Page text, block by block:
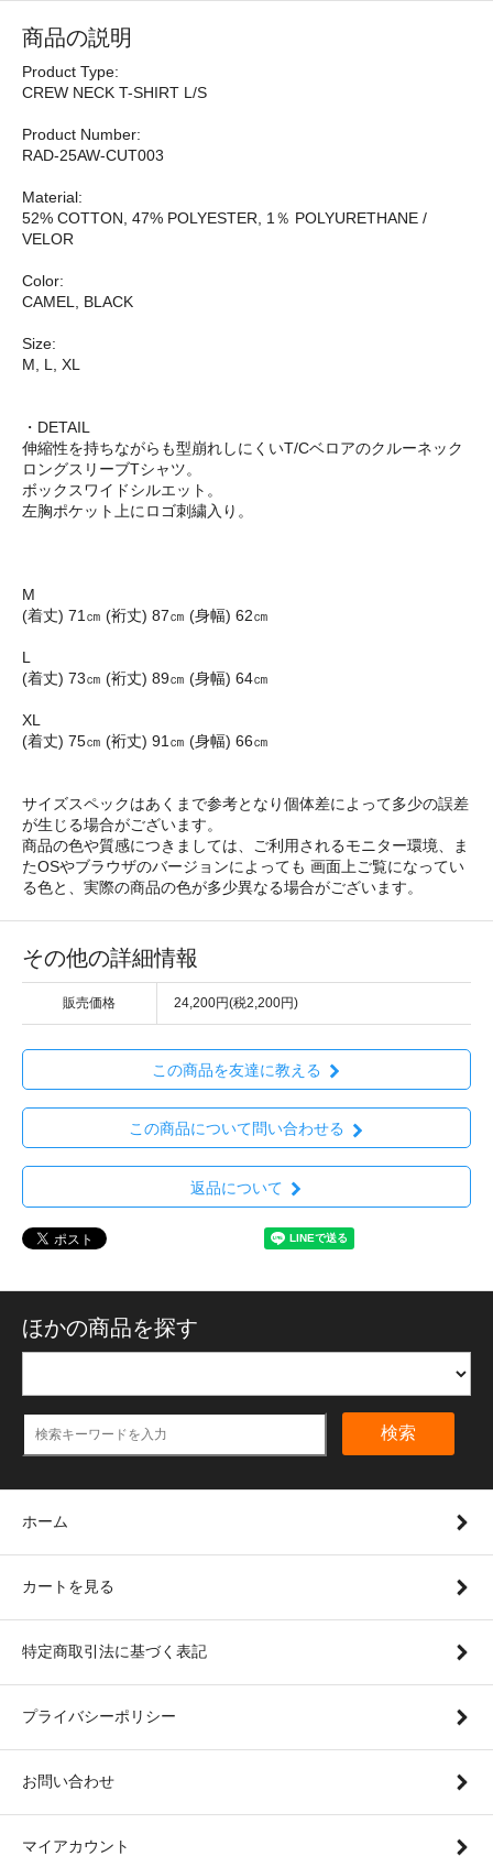
商品の説明
Product Type:
CREW NECK T-SHIRT L/S
Product Number:
RAD-25AW-CUT003
Material:
52% COTTON, 47% POLYESTER, 1％ POLYURETHANE /
VELOR
Color:
CAMEL, BLACK
Size:
M, L, XL
・DETAIL
伸縮性を持ちながらも型崩れしにくいT/Cベロアのクルーネック
ロングスリーブTシャツ。
ボックスワイドシルエット。
左胸ポケット上にロゴ刺繍入り。
M
(着丈) 71㎝ (裄丈) 87㎝ (身幅) 62㎝
L
(着丈) 73㎝ (裄丈) 89㎝ (身幅) 64㎝
XL
(着丈) 75㎝ (裄丈) 91㎝ (身幅) 66㎝
サイズスペックはあくまで参考となり個体差によって多少の誤差
が生じる場合がございます。
商品の色や質感につきましては、ご利用されるモニター環境、ま
たOSやブラウザのバージョンによっても 画面上ご覧になってい
る色と、実際の商品の色が多少異なる場合がございます。
その他の詳細情報
販売価格 24,200円(税2,200円)
この商品を友達に教える
この商品について問い合わせる
返品について
ほかの商品を探す
検索
ホーム
カートを見る
特定商取引法に基づく表記
プライバシーポリシー
お問い合わせ
マイアカウント